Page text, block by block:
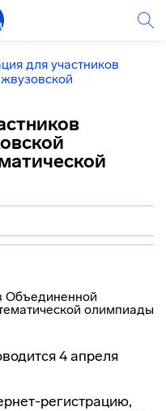
для участников
4 апреля
регистрацию,